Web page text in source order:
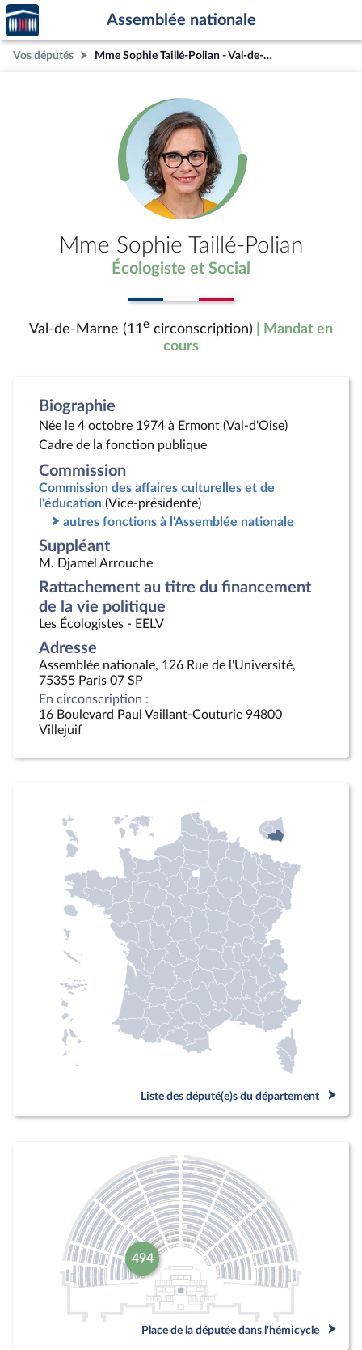
Aller au contenu
Aller en bas de la page
Accèder
à la
page
d'accueil
Assemblée nationale
Vos députés Mme Sophie Taillé-Polian - Val-de-Marne (11e circonscription)
Mme Sophie Taillé-Polian
Écologiste et Social
Val-de-Marne (11e circonscription)
| Mandat en
cours
Biographie
Née le 4 octobre 1974 à Ermont (Val-d'Oise)
Cadre de la fonction publique
Commission
Commission des affaires culturelles et de
l'éducation (Vice-présidente)
autres fonctions à l'Assemblée nationale
Suppléant
M. Djamel Arrouche
Rattachement au titre du financement
de la vie politique
Les Écologistes - EELV
Adresse
Assemblée nationale, 126 Rue de l'Université,
75355 Paris 07 SP
En circonscription :
16 Boulevard Paul Vaillant-Couturie 94800
Villejuif
Liste des député(e)s du département
494
Place de la députée dans l'hémicycle